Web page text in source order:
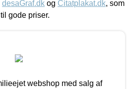
desaGraf.dk og Citatplakat.dk, som
gode priser.
webshop med salg af